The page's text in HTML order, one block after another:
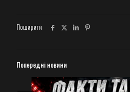
Поширити
Попередні новини